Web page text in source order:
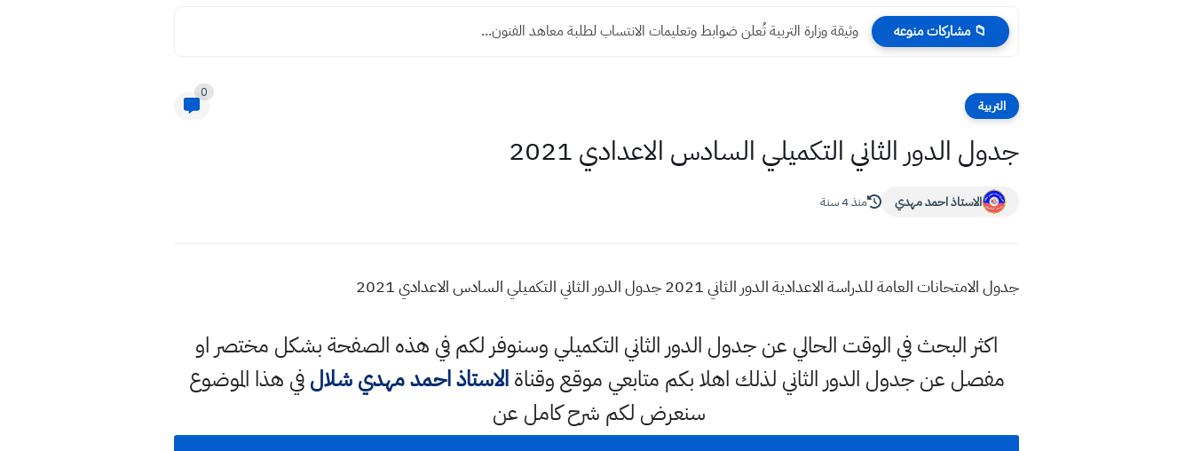
📁 مشاركات منوعه وثيقة وزارة التربية تُعلن ضوابط وتعليمات الانتساب لطلبة معاهد الفنون...
التربية
0
جدول الدور الثاني التكميلي السادس الاعدادي 2021
الاستاذ احمد مهدي منذ 4 سنة
جدول الامتحانات العامة للدراسة الاعدادية الدور الثاني 2021 جدول الدور الثاني التكميلي السادس الاعدادي 2021
اكثر البحث في الوقت الحالي عن جدول الدور الثاني التكميلي وسنوفر لكم في هذه الصفحة بشكل مختصر او
مفصل عن جدول الدور الثاني لذلك اهلا بكم متابعي موقع وقناةالاستاذ احمد مهدي شلالفي هذا الموضوع
سنعرض لكم شرح كامل عن